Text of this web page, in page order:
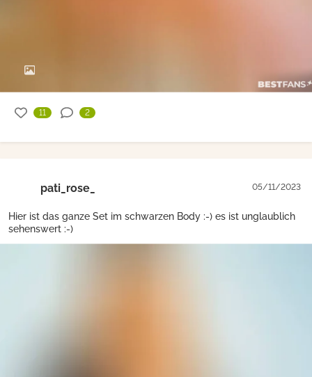
11 2
pati_rose_ 05/11/2023
Hier ist das ganze Set im schwarzen Body :-) es ist unglaublich
sehenswert :-)